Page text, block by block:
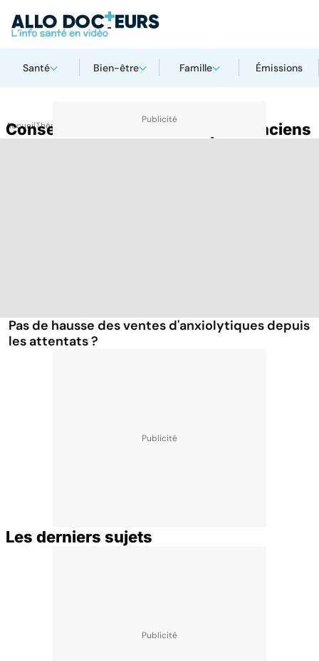
Santé Bien-être Famille Émissions
AccueilThématiques
Conseil national ordre des pharmaciens
Pas de hausse des ventes d'anxiolytiques depuis
les attentats ?
Les derniers sujets